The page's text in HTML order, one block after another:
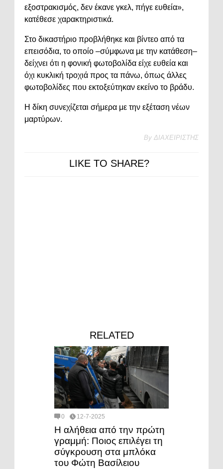
εξοστρακισμός, δεν έκανε γκελ, πήγε ευθεία»,
κατέθεσε χαρακτηριστικά.
Στο δικαστήριο προβλήθηκε και βίντεο από τα
επεισόδια, το οποίο –σύμφωνα με την κατάθεση–
δείχνει ότι η φονική φωτοβολίδα είχε ευθεία και
όχι κυκλική τροχιά προς τα πάνω, όπως άλλες
φωτοβολίδες που εκτοξεύτηκαν εκείνο το βράδυ.
Η δίκη συνεχίζεται σήμερα με την εξέταση νέων
μαρτύρων.
By ΔΙΑΧΕΙΡΙΣΤΗΣ
LIKE TO SHARE?
RELATED
0 12-7-2025
Η αλήθεια από την πρώτη
γραμμή: Ποιος επιλέγει τη
σύγκρουση στα μπλόκα
του Φώτη Βασίλειου